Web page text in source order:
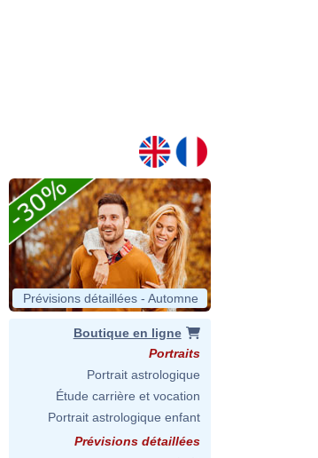
Prévisions détaillées - Automne
Boutique en ligne
Portraits
Portrait astrologique
Étude carrière et vocation
Portrait astrologique enfant
Prévisions détaillées